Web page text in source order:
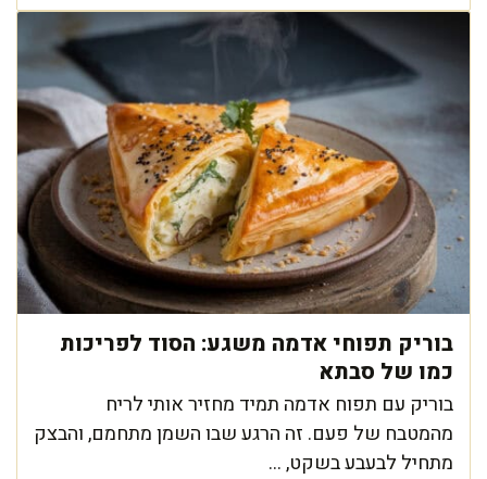
בוריק תפוחי אדמה משגע: הסוד לפריכות
כמו של סבתא
בוריק עם תפוח אדמה תמיד מחזיר אותי לריח
מהמטבח של פעם. זה הרגע שבו השמן מתחמם, והבצק
מתחיל לבעבע בשקט, ...